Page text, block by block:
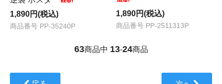
1,890円(税込)
商品番号 PP-35240P
1,890円(税込)
商品番号 PP-2511313P
63商品中 13-24商品